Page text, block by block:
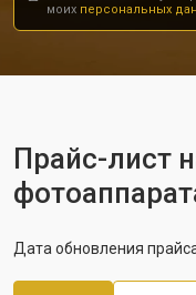
моих персональных
Прайс-лист
Дата обновления